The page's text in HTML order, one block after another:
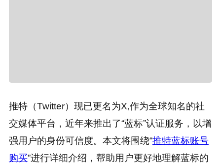
推特（Twitter）现已更名为X,作为全球知名的社
交媒体平台，近年来推出了“蓝标”认证服务，以增
强用户的身份可信度。本文将围绕“推特蓝标账号
购买”进行详细介绍，帮助用户更好地理解蓝标的